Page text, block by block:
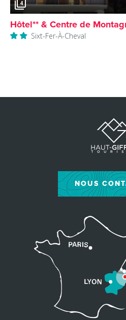
4
Hôtel** & Centre de
Sixt-Fer-À-Cheval
NOUS